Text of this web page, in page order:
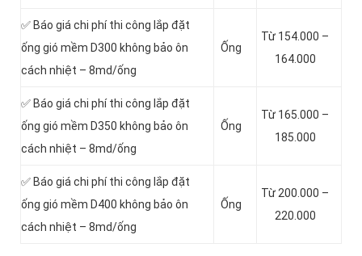
✅ Báo giá chi phí thi công lắp đặt
ống gió mềm D300 không bảo ôn
cách nhiệt – 8md/ống
Ống
Từ 154.000 –
164.000
✅ Báo giá chi phí thi công lắp đặt
ống gió mềm D350 không bảo ôn
cách nhiệt – 8md/ống
Ống
Từ 165.000 –
185.000
✅ Báo giá chi phí thi công lắp đặt
ống gió mềm D400 không bảo ôn
cách nhiệt – 8md/ống
Ống
Từ 200.000 –
220.000